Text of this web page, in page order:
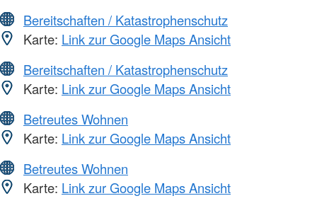
Bereitschaften / Katastrophenschutz
Karte: Link zur Google Maps Ansicht
Bereitschaften / Katastrophenschutz
Karte: Link zur Google Maps Ansicht
Betreutes Wohnen
Karte: Link zur Google Maps Ansicht
Betreutes Wohnen
Karte: Link zur Google Maps Ansicht